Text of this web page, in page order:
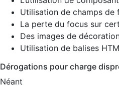
Utilisation de champs de
La perte du focus sur
Des images de
Utilisation de balises
Dérogations pour charge
Néant